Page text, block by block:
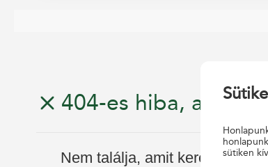
404-es hiba, az
Nem találja, amit keresett?
sütiken